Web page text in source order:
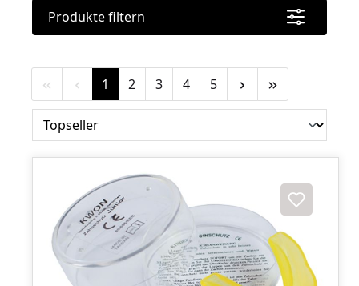
Produkte filtern
Seite
1 Seite
2 Seite
3 Seite
4 Seite
5